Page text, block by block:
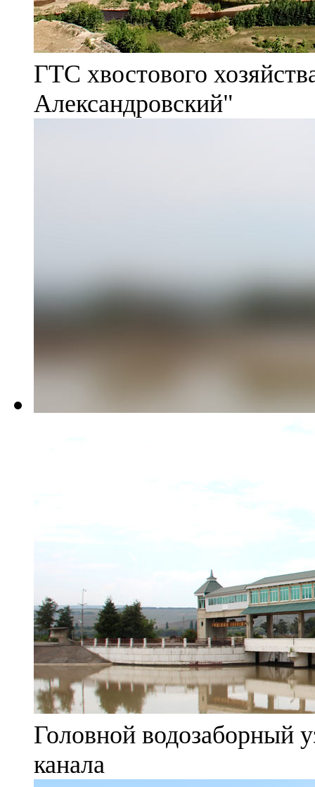
ГТС хвостового
Александровский"
Головной водозаборный
канала